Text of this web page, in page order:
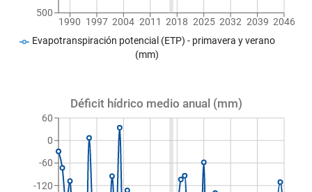
1990 1997 2004 2011 2018 2025 2032 2039 2046
500
Evapotranspiración potencial (ETP) - primavera y verano
(mm)
Déficit hídrico medio anual (mm)
-120
-60
0
60